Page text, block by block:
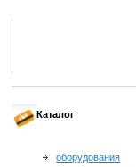
Каталог
оборудования